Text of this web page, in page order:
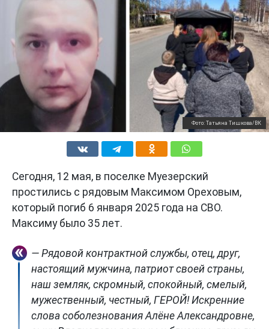
Фото: Татьяна Тишкова/ВК
Сегодня, 12 мая, в поселке Муезерский
простились с рядовым Максимом Ореховым,
который погиб 6 января 2025 года на СВО.
Максиму было 35 лет.
— Рядовой контрактной службы, отец, друг,
настоящий мужчина, патриот своей страны,
наш земляк, скромный, спокойный, смелый,
мужественный, честный, ГЕРОЙ! Искренние
слова соболезнования Алёне Александровне,